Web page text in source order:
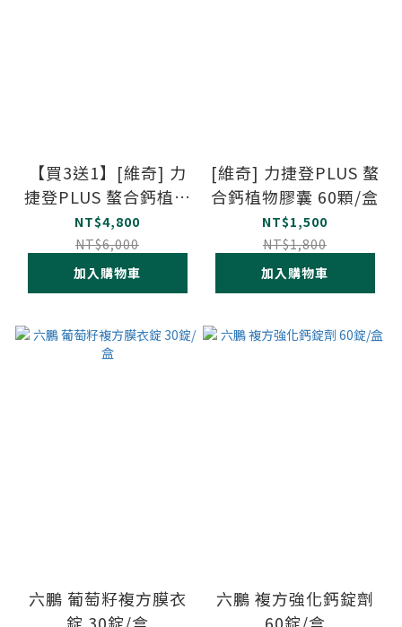
【買3送1】[維奇] 力
捷登PLUS 螯合鈣植物
膠囊 60顆/盒
NT$4,800
NT$6,000
加入購物車
[維奇] 力捷登PLUS 螯
合鈣植物膠囊 60顆/盒
NT$1,500
NT$1,800
加入購物車
六鵬 葡萄籽複方膜衣
錠 30錠/盒
六鵬 複方強化鈣錠劑
60錠/盒